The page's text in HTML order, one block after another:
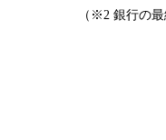
（※2 銀行の